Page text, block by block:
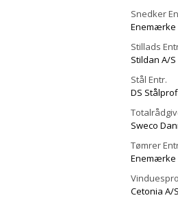
Snedker
Enemærke
Stillads
Stildan A/S
Stål Entr.
DS
Sweco
Tømrer
Enemærke
Cetonia A/S